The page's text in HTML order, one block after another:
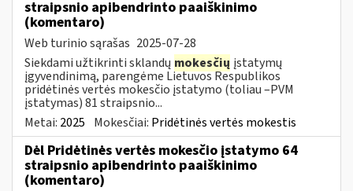
straipsnio apibendrinto paaiškinimo
(komentaro)
Web turinio sąrašas 2025-07-28
Siekdami užtikrinti sklandų mokesčių įstatymų
įgyvendinimą, parengėme Lietuvos Respublikos
pridėtinės vertės mokesčio įstatymo (toliau –PVM
įstatymas) 81 straipsnio...
Metai: 2025 Mokesčiai: Pridėtinės vertės mokestis
Dėl Pridėtinės vertės mokesčio įstatymo 64
straipsnio apibendrinto paaiškinimo
(komentaro)